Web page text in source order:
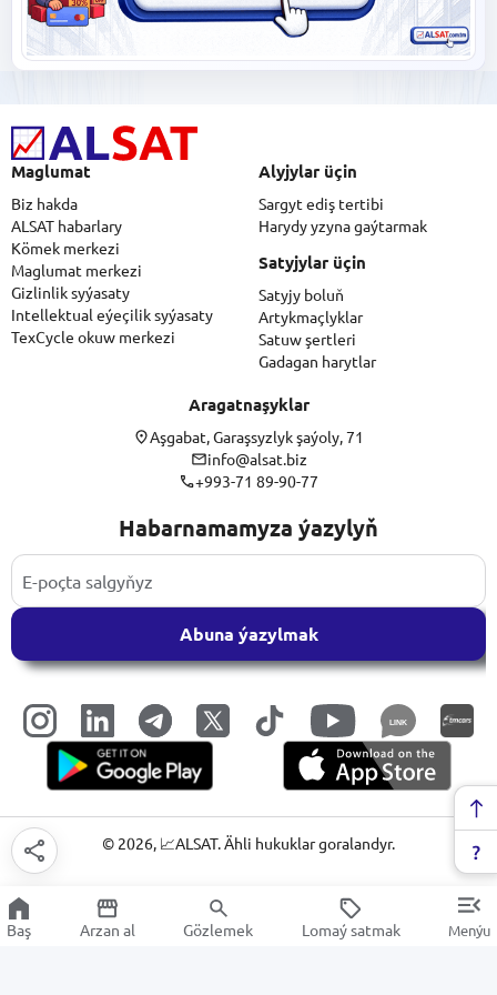
Maglumat
Biz hakda
ALSAT habarlary
Kömek merkezi
Maglumat merkezi
Gizlinlik syýasaty
Intellektual eýeçilik syýasaty
TexCycle okuw merkezi
Alyjylar üçin
Sargyt ediş tertibi
Harydy yzyna gaýtarmak
Satyjylar üçin
Satyjy boluň
Artykmaçlyklar
Satuw şertleri
Gadagan harytlar
Aragatnaşyklar
Aşgabat, Garaşsyzlyk şaýoly, 71
info@alsat.biz
+993-71 89-90-77
Habarnamamyza ýazylyň
Abuna ýazylmak
LINK
© 2026, 📈ALSAT. Ähli hukuklar goralandyr.
Baş Arzan al Gözlemek Lomaý satmak Menýu